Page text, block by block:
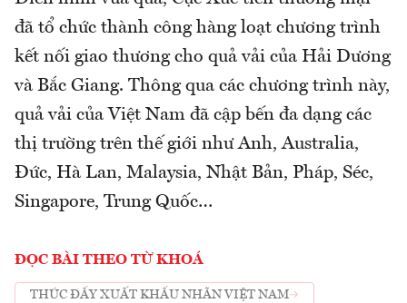
đã tổ chức thành công hàng loạt chương trình
kết nối giao thương cho quả vải của Hải Dương
và Bắc Giang. Thông qua các chương trình này,
quả vải của Việt Nam đã cập bến đa dạng các
thị trường trên thế giới như Anh, Australia,
Đức, Hà Lan, Malaysia, Nhật Bản, Pháp, Séc,
Singapore, Trung Quốc…
ĐỌC BÀI THEO TỪ KHOÁ
THÚC ĐẨY XUẤT KHẨU NHÃN VIỆT NAM